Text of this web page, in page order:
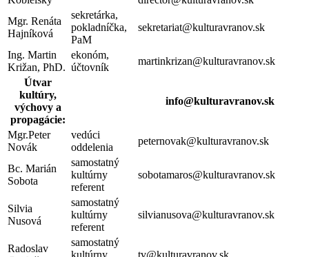
Mgr. Renáta
Hajníková
sekretárka,
pokladníčka,
PaM
sekretariat@kulturavranov.sk
Ing. Martin
Križan, PhD.
ekonóm,
účtovník
martinkrizan@kulturavranov.sk
Útvar
kultúry,
výchovy a
propagácie:
info@kulturavranov.sk
Mgr.Peter
Novák
vedúci
oddelenia
peternovak@kulturavranov.sk
Bc. Marián
Sobota
samostatný
kultúrny
referent
sobotamaros@kulturavranov.sk
Silvia
Nusová
samostatný
kultúrny
referent
silvianusova@kulturavranov.sk
Radoslav
samostatný
kultúrny
tv@kulturavranov.sk